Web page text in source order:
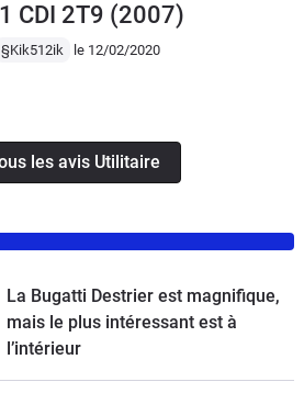
CDI 2T9 (2007)
§Kik512ik le 12/02/2020
les avis Utilitaire
La Bugatti Destrier est magnifique,
mais le plus intéressant est à
l’intérieur